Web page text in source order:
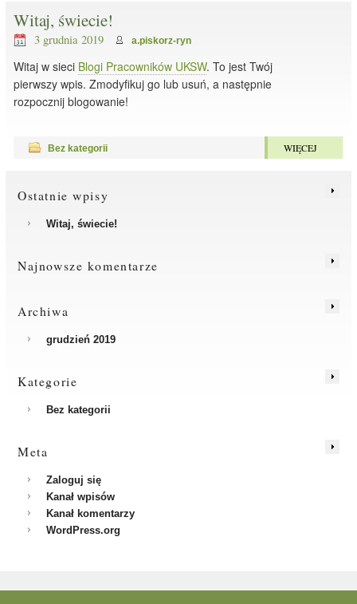
Witaj, świecie!
3 grudnia 2019 a.piskorz-ryn
Witaj w sieci Blogi Pracowników UKSW. To jest Twój
pierwszy wpis. Zmodyfikuj go lub usuń, a następnie
rozpocznij blogowanie!
Bez kategorii WIĘCEJ
Ostatnie wpisy
Witaj, świecie!
Najnowsze komentarze
Archiwa
grudzień 2019
Kategorie
Bez kategorii
Meta
Zaloguj się
Kanał wpisów
Kanał komentarzy
WordPress.org